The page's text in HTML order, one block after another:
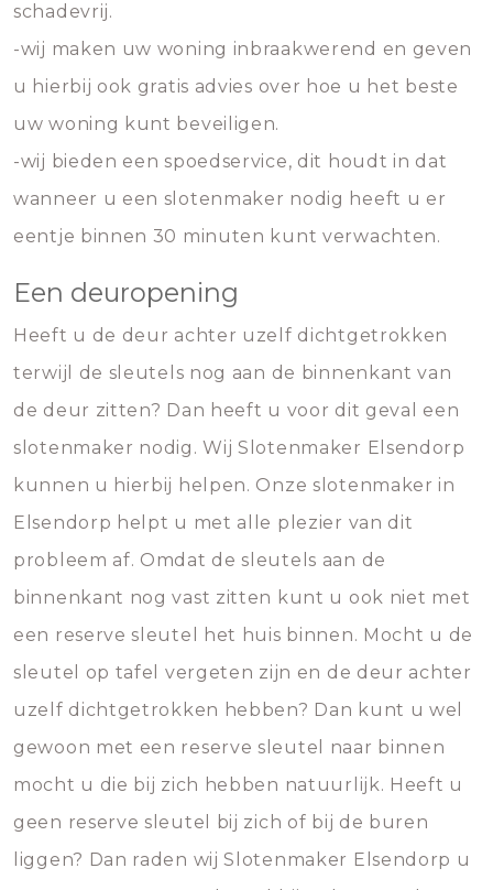
schadevrij.
-wij maken uw woning inbraakwerend en geven
u hierbij ook gratis advies over hoe u het beste
uw woning kunt beveiligen.
-wij bieden een spoedservice, dit houdt in dat
wanneer u een slotenmaker nodig heeft u er
eentje binnen 30 minuten kunt verwachten.
Een deuropening
Heeft u de deur achter uzelf dichtgetrokken
terwijl de sleutels nog aan de binnenkant van
de deur zitten? Dan heeft u voor dit geval een
slotenmaker nodig. Wij Slotenmaker Elsendorp
kunnen u hierbij helpen. Onze slotenmaker in
Elsendorp helpt u met alle plezier van dit
probleem af. Omdat de sleutels aan de
binnenkant nog vast zitten kunt u ook niet met
een reserve sleutel het huis binnen. Mocht u de
sleutel op tafel vergeten zijn en de deur achter
uzelf dichtgetrokken hebben? Dan kunt u wel
gewoon met een reserve sleutel naar binnen
mocht u die bij zich hebben natuurlijk. Heeft u
geen reserve sleutel bij zich of bij de buren
liggen? Dan raden wij Slotenmaker Elsendorp u